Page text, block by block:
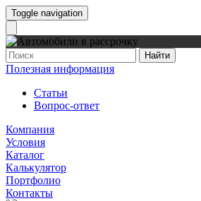
Toggle navigation
Найти
Полезная информация
Статьи
Вопрос-ответ
Компания
Условия
Каталог
Калькулятор
Портфолио
Контакты